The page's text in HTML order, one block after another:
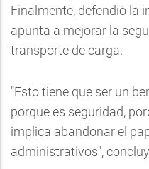
Finalmente, defendió la
apunta a mejorar la
transporte de carga.
"Esto tiene que ser un
porque es seguridad,
implica abandonar el
administrativos",